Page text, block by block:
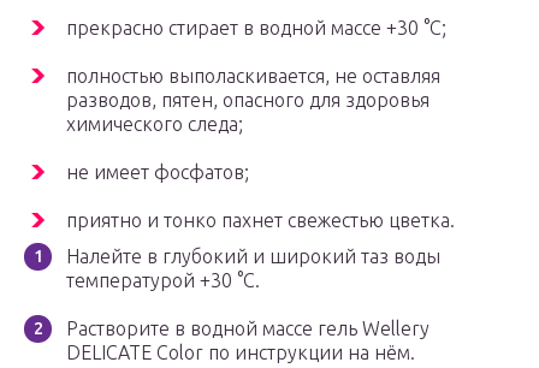
прекрасно стирает в водной массе +30 °C;
полностью выполаскивается, не оставляя
разводов, пятен, опасного для здоровья
химического следа;
не имеет фосфатов;
приятно и тонко пахнет свежестью цветка.
Налейте в глубокий и широкий таз воды
температурой +30 °C.
Растворите в водной массе гель Wellery
DELICATE Color по инструкции на нём.